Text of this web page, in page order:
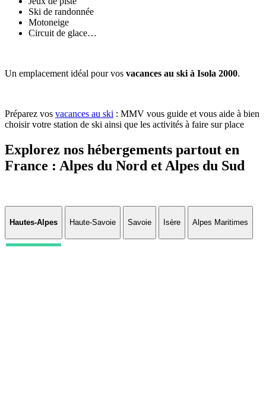
Ski de randonnée
Motoneige
Circuit de glace…
Un emplacement idéal pour vos vacances au ski à Isola 2000.
Préparez vos vacances au ski : MMV vous guide et vous aide à bien
choisir votre station de ski ainsi que les activités à faire sur place
Explorez nos hébergements partout en
France : Alpes du Nord et Alpes du Sud
Hautes-Alpes Haute-Savoie Savoie Isère Alpes Maritimes